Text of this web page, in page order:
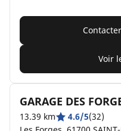
Voir
GARAGE DES
13.39 km 4.6/5(32)